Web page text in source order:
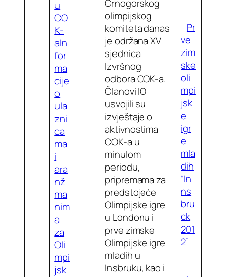
u
CO
K-
aIn
for
ma
cije
o
ula
zni
ca
ma
i
ara
nž
ma
nim
a
za
Oli
mpi
jsk
Crnogorskog
olimpijskog
komiteta danas
je održana XV
sjednica
Izvršnog
odbora COK-a.
Članovi IO
usvojili su
izvještaje o
aktivnostima
COK-a u
minulom
periodu,
pripremama za
predstojeće
Olimpijske igre
u Londonu i
prve zimske
Olimpijske igre
mladih u
Insbruku, kao i
Pr
ve
zim
ske
oli
mpi
jsk
e
igr
e
mla
dih
“In
ns
bru
ck
201
2”